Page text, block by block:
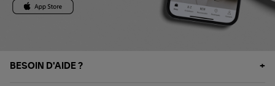
BESOIN D'AIDE ?